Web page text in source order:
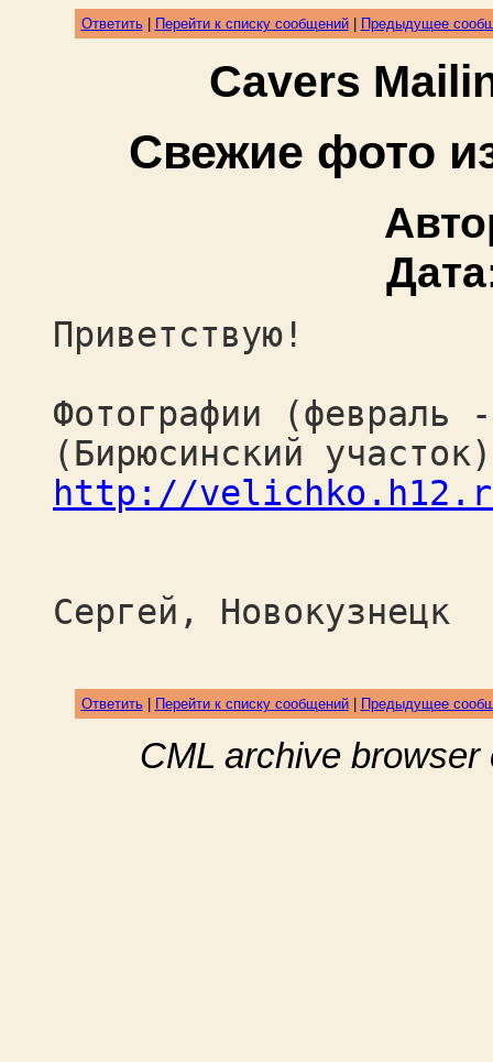
Ответить| Перейти к списку сообщений| Предыдущее
Cavers
Свежие фото
Приветствую!
Фотографии (февраль
(Бирюсинский
http://
Сергей, Новокузнецк
Ответить| Перейти к списку сообщений| Предыдущее
CML archive